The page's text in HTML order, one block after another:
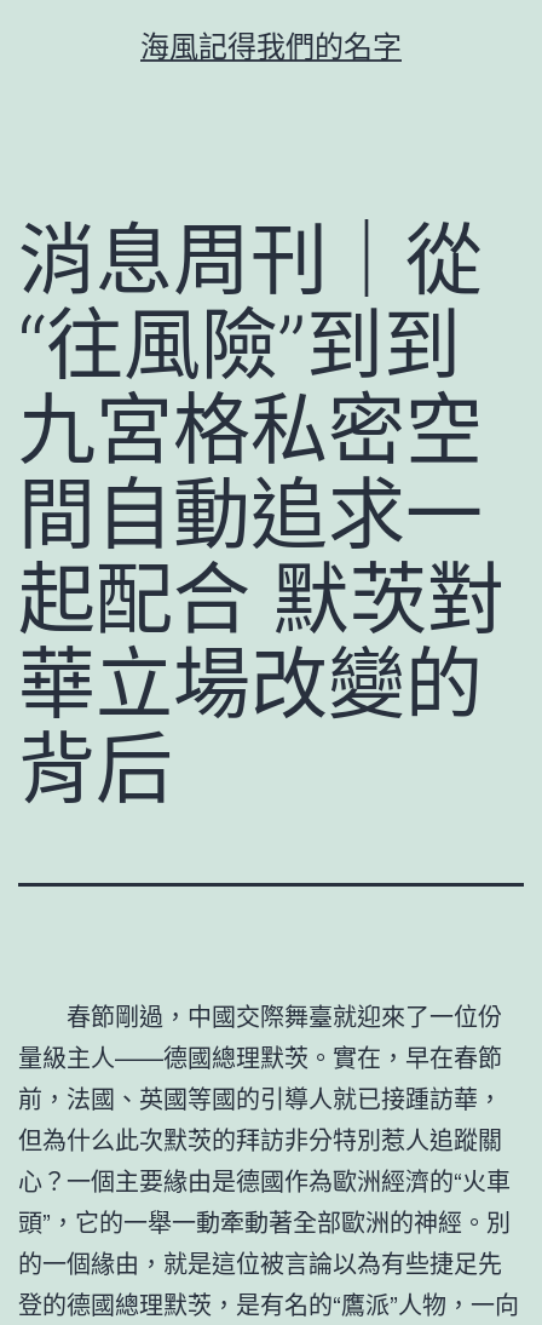
海風記得我們的名字
消息周刊｜從
“往風險”到到
九宮格私密空
間自動追求一
起配合 默茨對
華立場改變的
背后
春節剛過，中國交際舞臺就迎來了一位份
量級主人——德國總理默茨。實在，早在春節
前，法國、英國等國的引導人就已接踵訪華，
但為什么此次默茨的拜訪非分特別惹人追蹤關
心？一個主要緣由是德國作為歐洲經濟的“火車
頭”，它的一舉一動牽動著全部歐洲的神經。別
的一個緣由，就是這位被言論以為有些捷足先
登的德國總理默茨，是有名的“鷹派”人物，一向